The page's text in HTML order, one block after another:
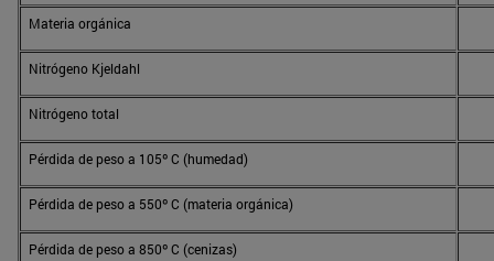
Materia orgánica
Nitrógeno Kjeldahl
Nitrógeno total
Pérdida de peso a 105º C (humedad)
Pérdida de peso a 550º C (materia orgánica)
Pérdida de peso a 850º C (cenizas)